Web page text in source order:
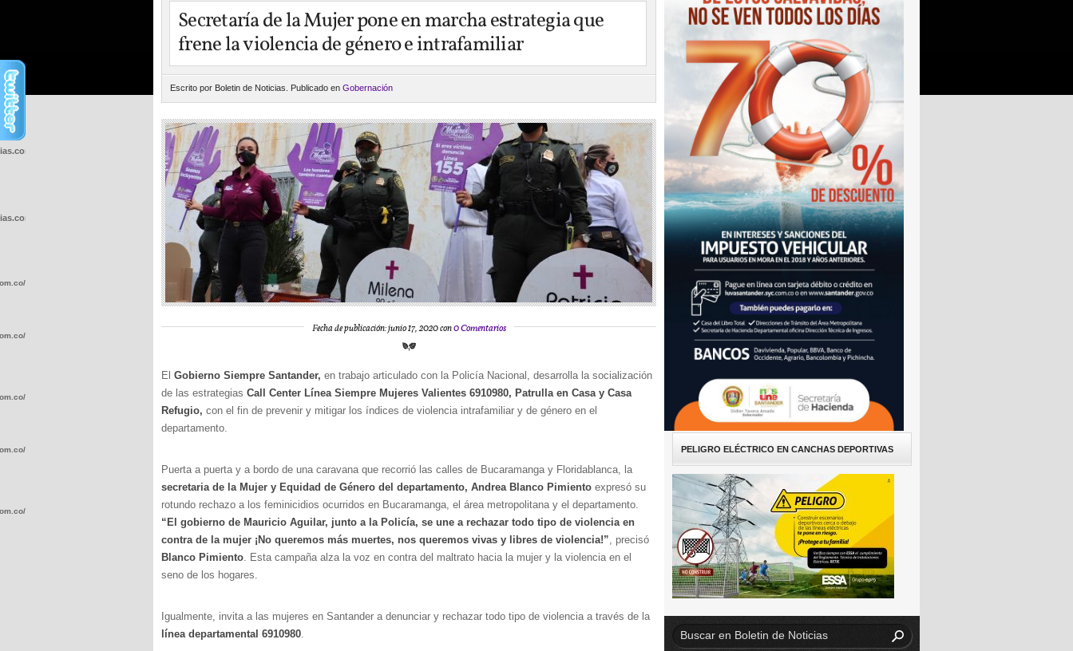
Secretaría de la Mujer pone en marcha estrategia que
frene la violencia de género e intrafamiliar
Escrito por Boletin de Noticias. Publicado en Gobernación
Fecha de publicación: junio 17, 2020 con0 Comentarios
El Gobierno Siempre Santander, en trabajo articulado con la Policía Nacional, desarrolla la socialización
de las estrategias Call Center Línea Siempre Mujeres Valientes 6910980, Patrulla en Casa y Casa
Refugio, con el fin de prevenir y mitigar los índices de violencia intrafamiliar y de género en el
departamento.
Puerta a puerta y a bordo de una caravana que recorrió las calles de Bucaramanga y Floridablanca, la
secretaria de la Mujer y Equidad de Género del departamento, Andrea Blanco Pimiento expresó su
rotundo rechazo a los feminicidios ocurridos en Bucaramanga, el área metropolitana y el departamento.
“El gobierno de Mauricio Aguilar, junto a la Policía, se une a rechazar todo tipo de violencia en
contra de la mujer ¡No queremos más muertes, nos queremos vivas y libres de violencia!”, precisó
Blanco Pimiento. Esta campaña alza la voz en contra del maltrato hacia la mujer y la violencia en el
seno de los hogares.
Igualmente, invita a las mujeres en Santander a denunciar y rechazar todo tipo de violencia a través de la
línea departamental 6910980.
PELIGRO ELÉCTRICO EN CANCHAS DEPORTIVAS
wp-
wp-
wp-
wp-
wp-
wp-
wp-